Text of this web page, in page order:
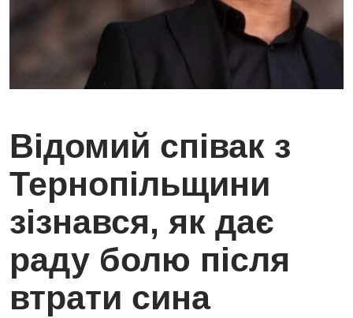
Відомий співак з
Тернопільщини
зізнався, як дає
раду болю після
втрати сина